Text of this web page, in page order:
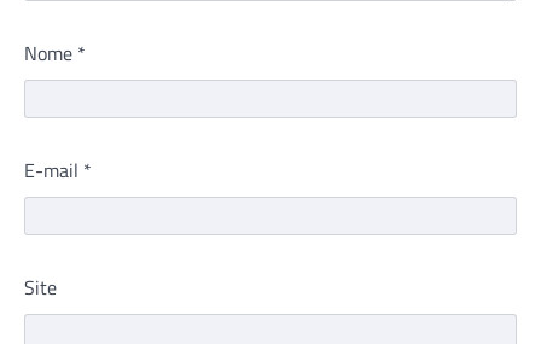
Nome *
E-mail *
Site